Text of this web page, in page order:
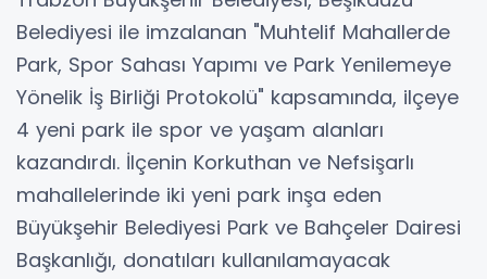
Belediyesi ile imzalanan "Muhtelif Mahallerde
Park, Spor Sahası Yapımı ve Park Yenilemeye
Yönelik İş Birliği Protokolü" kapsamında, ilçeye
4 yeni park ile spor ve yaşam alanları
kazandırdı. İlçenin Korkuthan ve Nefsişarlı
mahallelerinde iki yeni park inşa eden
Büyükşehir Belediyesi Park ve Bahçeler Dairesi
Başkanlığı, donatıları kullanılamayacak